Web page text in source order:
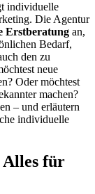
individuelle
Die Agentur
Erstberatung an,
Bedarf,
den zu
neue
Oder möchtest
machen?
– und erläutern
individuelle
Alles für